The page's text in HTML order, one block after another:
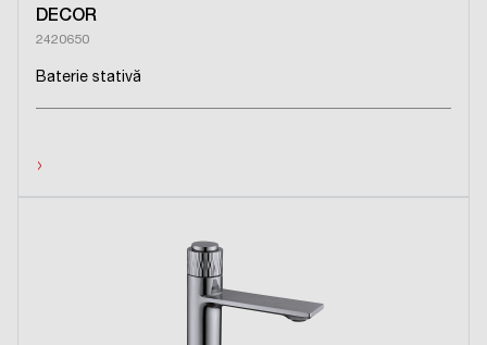
DECOR
2420650
Baterie stativă
›